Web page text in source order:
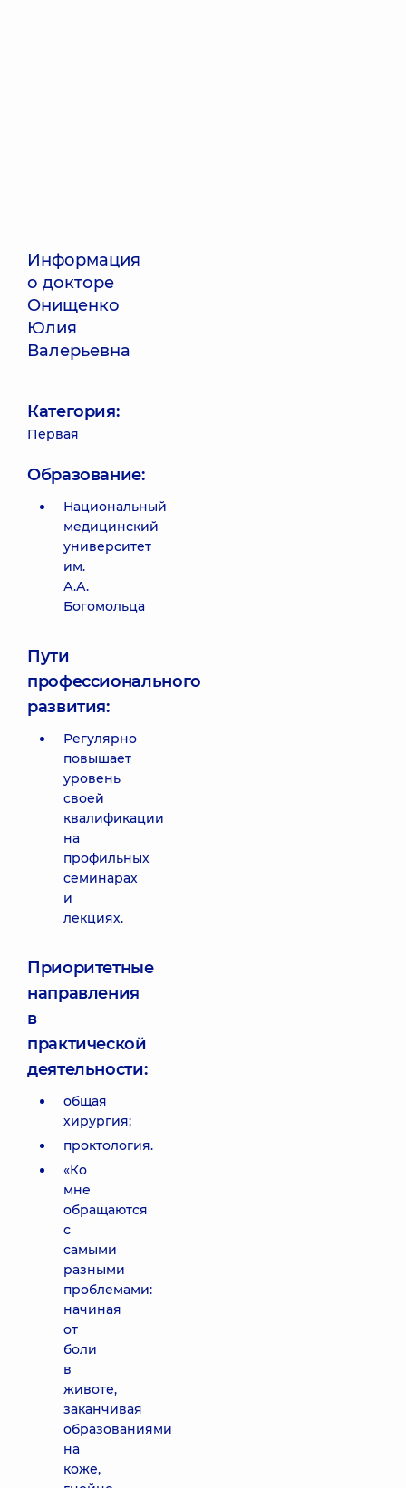
Информация
о докторе
Онищенко
Юлия
Валерьевна
Категория:
Первая
Образование:
Национальный
медицинский
университет
им.
А.А.
Богомольца
Пути
профессионального
развития:
Регулярно
повышает
уровень
своей
квалификации
на
профильных
семинарах
и
лекциях.
Приоритетные
направления
в
практической
деятельности:
общая
хирургия;
проктология.
«Ко
мне
обращаются
с
самыми
разными
проблемами:
начиная
от
боли
в
животе,
заканчивая
образованиями
на
коже,